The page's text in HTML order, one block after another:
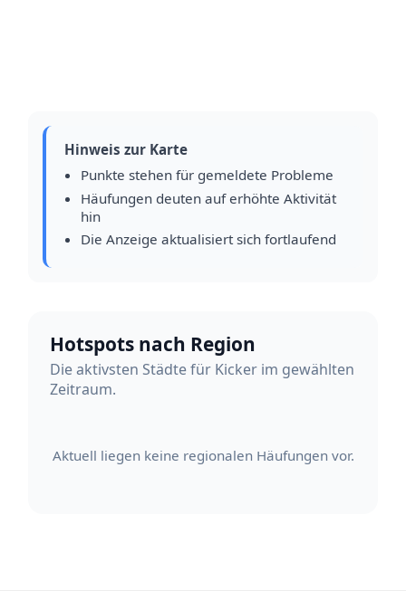
Hinweis zur Karte
Punkte stehen für gemeldete Probleme
Häufungen deuten auf erhöhte Aktivität
hin
Die Anzeige aktualisiert sich fortlaufend
Hotspots nach Region
Die aktivsten Städte für Kicker im gewählten
Zeitraum.
Aktuell liegen keine regionalen Häufungen vor.